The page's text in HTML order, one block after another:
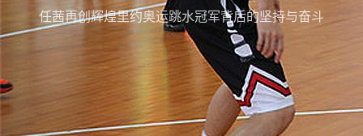
任茜再创辉煌里约奥运跳水冠军背后的坚持与奋斗